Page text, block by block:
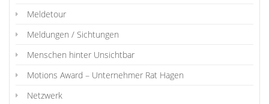
Meldetour
Meldungen / Sichtungen
Menschen hinter Unsichtbar
Motions Award – Unternehmer Rat Hagen
Netzwerk